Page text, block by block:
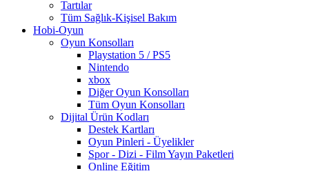
Tartılar
Tüm Sağlık-Kişisel Bakım
Hobi-Oyun
Oyun Konsolları
Playstation 5 / PS5
Nintendo
xbox
Diğer Oyun Konsolları
Tüm Oyun Konsolları
Dijital Ürün Kodları
Destek Kartları
Oyun Pinleri - Üyelikler
Spor - Dizi - Film Yayın Paketleri
Online Eğitim